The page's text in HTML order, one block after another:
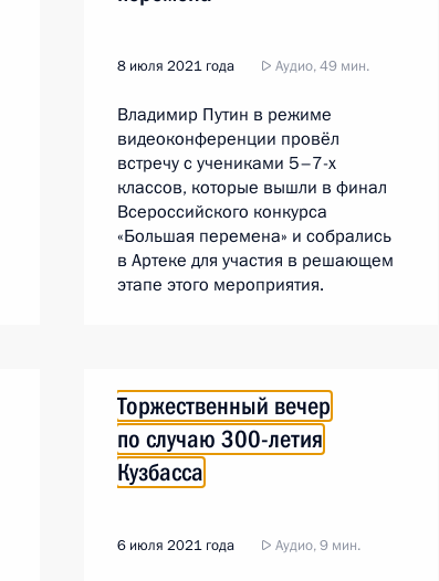
8 июля 2021 года Аудио, 49 мин.
Владимир Путин в режиме
видеоконференции провёл
встречу с учениками 5–7-х
классов, которые вышли в финал
Всероссийского конкурса
«Большая перемена» и собрались
в Артеке для участия в решающем
этапе этого мероприятия.
Торжественный вечер
по случаю 300-летия
Кузбасса
6 июля 2021 года Аудио, 9 мин.